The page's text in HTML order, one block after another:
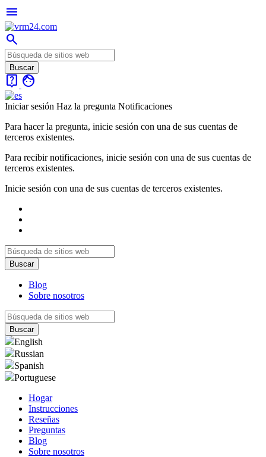
menu
search
live_help face
Iniciar sesión Haz la pregunta Notificaciones
Para hacer la pregunta, inicie sesión con una de sus cuentas de
terceros existentes.
Para recibir notificaciones, inicie sesión con una de sus cuentas de
terceros existentes.
Inicie sesión con una de sus cuentas de terceros existentes.
Blog
Sobre nosotros
English
Russian
Spanish
Portuguese
Hogar
Instrucciones
Reseñas
Preguntas
Blog
Sobre nosotros